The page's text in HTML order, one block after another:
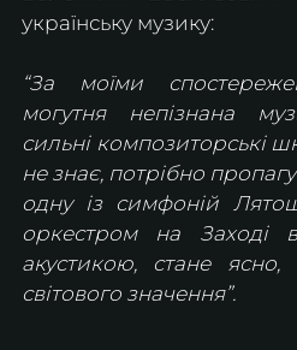
українську музику:
“За моїми
могутня непізнана
сильні композиторські
не знає, потрібно
одну із симфоній
оркестром на Заході
акустикою, стане
світового значення”.